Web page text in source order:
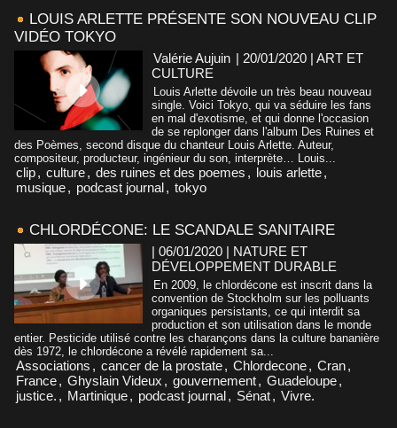
LOUIS ARLETTE PRÉSENTE SON NOUVEAU CLIP
VIDÉO TOKYO
Valérie Aujuin | 20/01/2020 | ART ET
CULTURE
Louis Arlette dévoile un très beau nouveau
single. Voici Tokyo, qui va séduire les fans
en mal d'exotisme, et qui donne l'occasion
de se replonger dans l'album Des Ruines et
des Poèmes, second disque du chanteur Louis Arlette. Auteur,
compositeur, producteur, ingénieur du son, interprète… Louis...
clip, culture, des ruines et des poemes , louis arlette,
musique, podcast journal, tokyo
CHLORDÉCONE: LE SCANDALE SANITAIRE
| 06/01/2020 | NATURE ET
DÉVELOPPEMENT DURABLE
En 2009, le chlordécone est inscrit dans la
convention de Stockholm sur les polluants
organiques persistants, ce qui interdit sa
production et son utilisation dans le monde
entier. Pesticide utilisé contre les charançons dans la culture bananière
dès 1972, le chlordécone a révélé rapidement sa...
Associations , cancer de la prostate, Chlordecone, Cran,
France, Ghyslain Videux , gouvernement, Guadeloupe,
justice. , Martinique, podcast journal, Sénat, Vivre.